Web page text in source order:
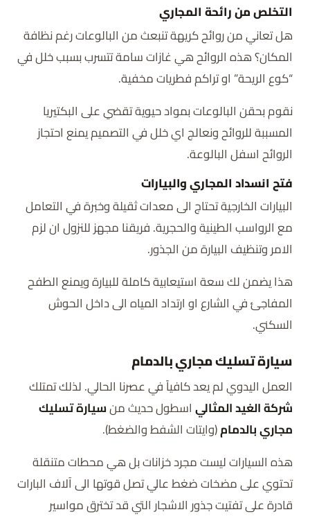
التخلص من رائحة المجاري
هل تعاني من روائح كريهة تنبعث من البالوعات رغم نظافة
المكان؟ هذه الروائح هي غازات سامة تتسرب بسبب خلل في
“كوع الريحة” او تراكم فطريات مخفية.
نقوم بحقن البالوعات بمواد حيوية تقضي على البكتيريا
المسببة للروائح ونعالج اي خلل في التصميم يمنع احتجاز
الروائح اسفل البالوعة.
فتح انسداد المجاري والبيارات
البيارات الخارجية تحتاج الى معدات ثقيلة وخبرة في التعامل
مع الرواسب الطينية والحجرية. فريقنا مجهز للنزول ان لزم
الامر وتنظيف البيارة من الجذور.
هذا يضمن لك سعة استيعابية كاملة للبيارة ويمنع الطفح
المفاجئ في الشارع او ارتداد المياه الى داخل الحوش
السكني.
سيارة تسليك مجاري بالدمام
العمل اليدوي لم يعد كافياً في عصرنا الحالي. لذلك تمتلك
شركة الغيد المثالياسطول حديث منسيارة تسليك
مجاري بالدمام(وايتات الشفط والضغط).
هذه السيارات ليست مجرد خزانات بل هي محطات متنقلة
تحتوي على مضخات ضغط عالي تصل قوتها الى آلاف البارات
قادرة على تفتيت جذور الاشجار التي قد تخترق مواسير